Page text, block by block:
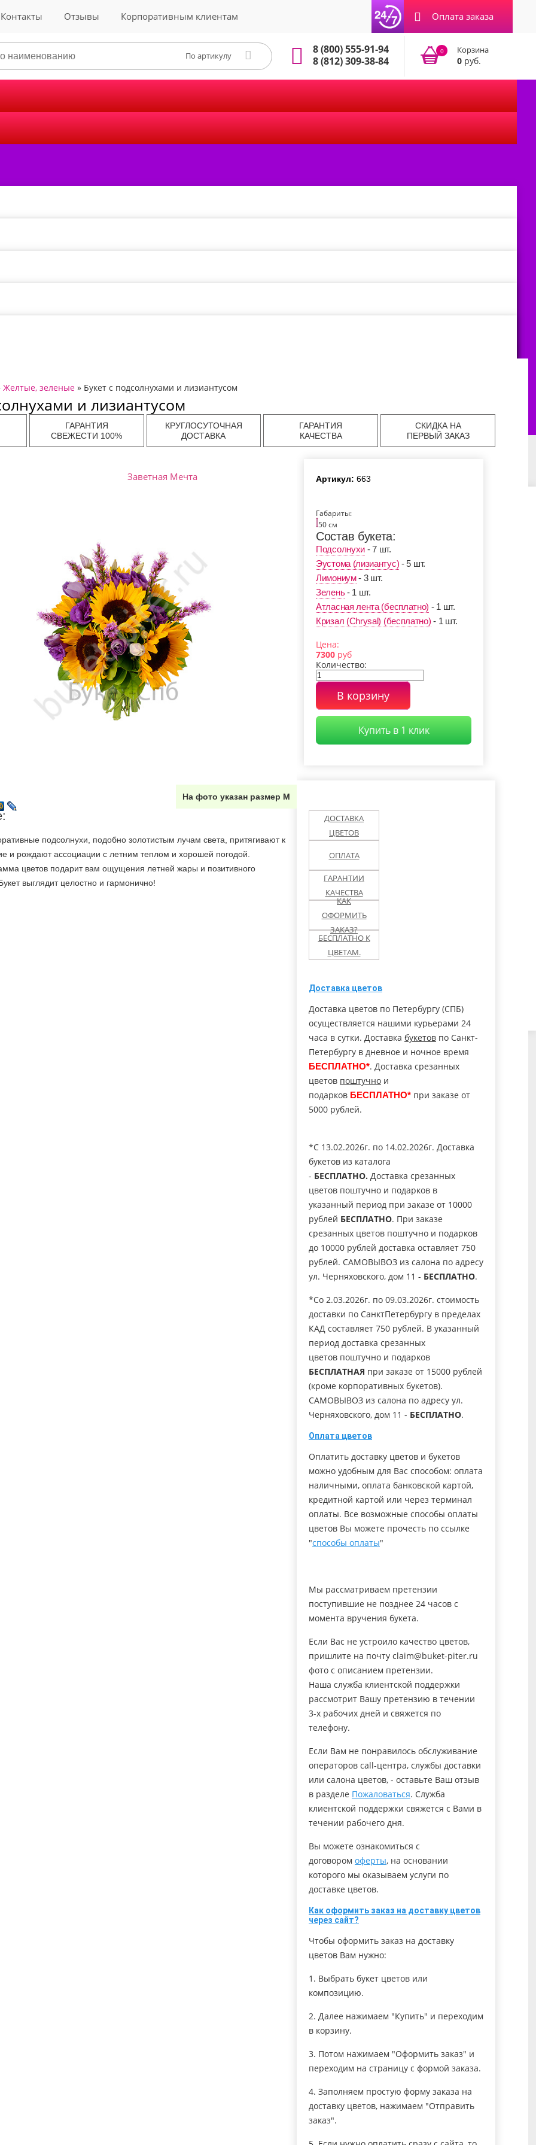
Контакты Отзывы Корпоративным клиентам Оплата заказа
По артикулу
8 (800) 555-91-94
8 (812) 309-38-84
Корзина
0
0 руб.
в
Доставка цветов в
Уфе
Астрахань Бугры Белоостров
Волосово Волхов Видное (МО)
Домодедово
Домодедово
(город)
Днепропетровск
Зеркальный
(Приморск. Шоссе)
Зеленоград (МО) Ижевск
Коммунар Коломна Королев (МО)
Люберцы
Павловск
Полтава (Украина) Песочный Петергоф
Пулково 2 Пушкин
Ступино (МО)
Тихвин
Желтые, зеленые » Букет с подсолнухами и лизиантусом
и лизиантусом
ГАРАНТИЯ
СВЕЖЕСТИ 100%
КРУГЛОСУТОЧНАЯ
ДОСТАВКА
ГАРАНТИЯ
КАЧЕСТВА
СКИДКА НА
ПЕРВЫЙ ЗАКАЗ
Заветная Мечта
На фото указан размер М
подсолнухи, подобно золотистым лучам света, притягивают к
и рождают ассоциации с летним теплом и хорошей погодой.
цветов подарит вам ощущения летней жары и позитивного
выглядит целостно и гармонично!
Цена:
7300 руб
Количество:
В корзину
Купить в 1 клик
Артикул: 663
Габариты:
50 см
Состав букета:
Подсолнухи - 7 шт.
Эустома (лизиантус) - 5 шт.
Лимониум- 3 шт.
Зелень- 1 шт.
Атласная лента (бесплатно) - 1 шт.
Кризал (Chrysal) (бесплатно) - 1 шт.
ДОСТАВКА
ЦВЕТОВ
ОПЛАТА
ГАРАНТИИ
КАЧЕСТВА
КАК
ОФОРМИТЬ
ЗАКАЗ?
БЕСПЛАТНО К
ЦВЕТАМ.
Доставка цветов
Доставка цветов по Петербургу (СПБ)
осуществляется нашими курьерами 24
часа в сутки. Доставка букетов по Санкт-
Петербургу в дневное и ночное время
БЕСПЛАТНО*. Доставка срезанных
цветов поштучно и
подарков БЕСПЛАТНО* при заказе от
5000 рублей.
*C 13.02.2026г. по 14.02.2026г. Доставка
букетов из каталога
- БЕСПЛАТНО. Доставка срезанных
цветов поштучно и подарков в
указанный период при заказе от 10000
рублей БЕСПЛАТНО. При заказе
срезанных цветов поштучно и подарков
до 10000 рублей доставка оставляет 750
рублей. САМОВЫВОЗ из салона по адресу
ул. Черняховского, дом 11 - БЕСПЛАТНО.
*Со 2.03.2026г. по 09.03.2026г. стоимость
доставки по СанктПетербургу в пределах
КАД составляет 750 рублей. В указанный
период доставка срезанных
цветов поштучно и подарков
БЕСПЛАТНАЯ при заказе от 15000 рублей
(кроме корпоративных букетов).
САМОВЫВОЗ из салона по адресу ул.
Черняховского, дом 11 - БЕСПЛАТНО.
Оплата цветов
Оплатить доставку цветов и букетов
можно удобным для Вас способом: оплата
наличными, оплата банковской картой,
кредитной картой или через терминал
оплаты. Все возможные способы оплаты
цветов Вы можете прочесть по ссылке
"способы оплаты"
Мы рассматриваем претензии
поступившие не позднее 24 часов с
момента вручения букета.
Если Вас не устроило качество цветов,
пришлите на почту claim@buket-piter.ru
фото с описанием претензии.
Наша служба клиентской поддержки
рассмотрит Вашу претензию в течении
3-х рабочих дней и свяжется по
телефону.
Если Вам не понравилось обслуживание
операторов call-центра, службы доставки
или салона цветов, - оставьте Ваш отзыв
в разделе Пожаловаться. Служба
клиентской поддержки свяжется с Вами в
течении рабочего дня.
Вы можете ознакомиться с
договором оферты, на основании
которого мы оказываем услуги по
доставке цветов.
Как оформить заказ на доставку цветов
через сайт?
Чтобы оформить заказ на доставку
цветов Вам нужно:
1. Выбрать букет цветов или
композицию.
2. Далее нажимаем "Купить" и переходим
в корзину.
3. Потом нажимаем "Оформить заказ" и
переходим на страницу с формой заказа.
4. Заполняем простую форму заказа на
доставку цветов, нажимаем "Отправить
заказ".